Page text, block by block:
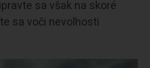
sa však na skoré
sa voči nevoľnosti